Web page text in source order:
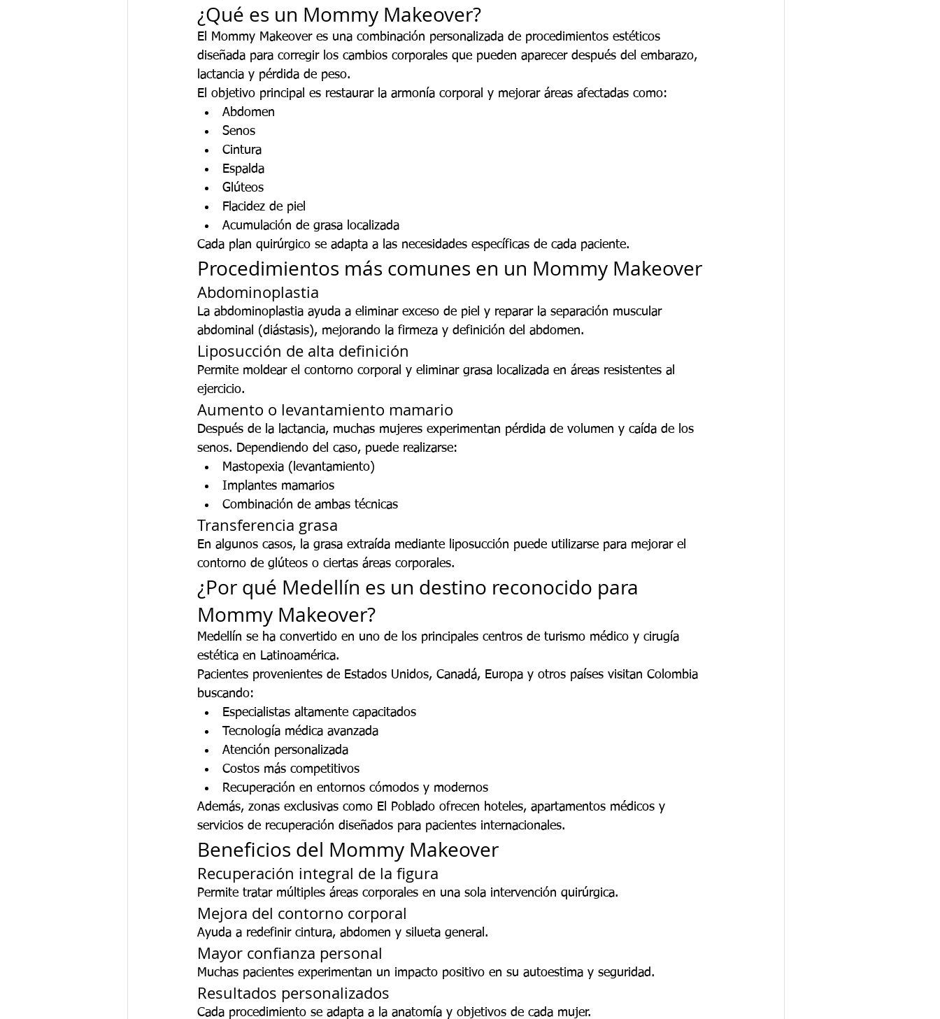
¿Qué es un Mommy Makeover?
El Mommy Makeover es una combinación personalizada de procedimientos estéticos
diseñada para corregir los cambios corporales que pueden aparecer después del embarazo,
lactancia y pérdida de peso.
El objetivo principal es restaurar la armonía corporal y mejorar áreas afectadas como:
Abdomen
Senos
Cintura
Espalda
Glúteos
Flacidez de piel
Acumulación de grasa localizada
Cada plan quirúrgico se adapta a las necesidades específicas de cada paciente.
Procedimientos más comunes en un Mommy Makeover
Abdominoplastia
La abdominoplastia ayuda a eliminar exceso de piel y reparar la separación muscular
abdominal (diástasis), mejorando la firmeza y definición del abdomen.
Liposucción de alta definición
Permite moldear el contorno corporal y eliminar grasa localizada en áreas resistentes al
ejercicio.
Aumento o levantamiento mamario
Después de la lactancia, muchas mujeres experimentan pérdida de volumen y caída de los
senos. Dependiendo del caso, puede realizarse:
Mastopexia (levantamiento)
Implantes mamarios
Combinación de ambas técnicas
Transferencia grasa
En algunos casos, la grasa extraída mediante liposucción puede utilizarse para mejorar el
contorno de glúteos o ciertas áreas corporales.
¿Por qué Medellín es un destino reconocido para
Mommy Makeover?
Medellín se ha convertido en uno de los principales centros de turismo médico y cirugía
estética en Latinoamérica.
Pacientes provenientes de Estados Unidos, Canadá, Europa y otros países visitan Colombia
buscando:
Especialistas altamente capacitados
Tecnología médica avanzada
Atención personalizada
Costos más competitivos
Recuperación en entornos cómodos y modernos
Además, zonas exclusivas como El Poblado ofrecen hoteles, apartamentos médicos y
servicios de recuperación diseñados para pacientes internacionales.
Beneficios del Mommy Makeover
Recuperación integral de la figura
Permite tratar múltiples áreas corporales en una sola intervención quirúrgica.
Mejora del contorno corporal
Ayuda a redefinir cintura, abdomen y silueta general.
Mayor confianza personal
Muchas pacientes experimentan un impacto positivo en su autoestima y seguridad.
Resultados personalizados
Cada procedimiento se adapta a la anatomía y objetivos de cada mujer.